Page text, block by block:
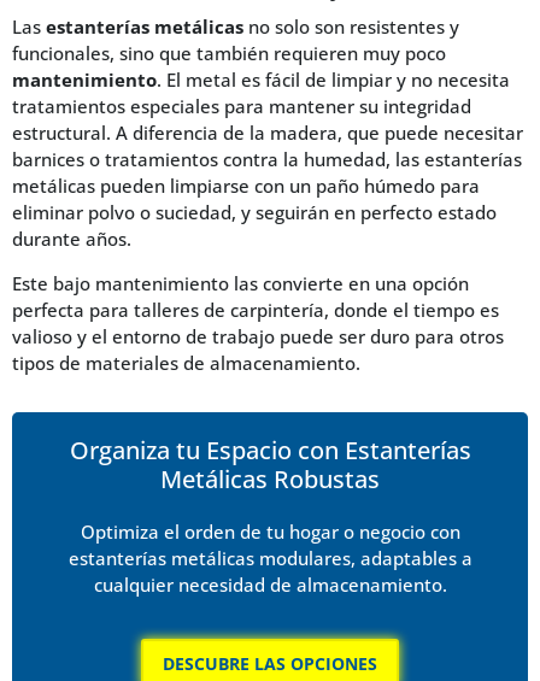
Las estanterías metálicas no solo son resistentes y
funcionales, sino que también requieren muy poco
mantenimiento. El metal es fácil de limpiar y no necesita
tratamientos especiales para mantener su integridad
estructural. A diferencia de la madera, que puede necesitar
barnices o tratamientos contra la humedad, las estanterías
metálicas pueden limpiarse con un paño húmedo para
eliminar polvo o suciedad, y seguirán en perfecto estado
durante años.
Este bajo mantenimiento las convierte en una opción
perfecta para talleres de carpintería, donde el tiempo es
valioso y el entorno de trabajo puede ser duro para otros
tipos de materiales de almacenamiento.
Organiza tu Espacio con Estanterías
Metálicas Robustas
Optimiza el orden de tu hogar o negocio con
estanterías metálicas modulares, adaptables a
cualquier necesidad de almacenamiento.
DESCUBRE LAS OPCIONES